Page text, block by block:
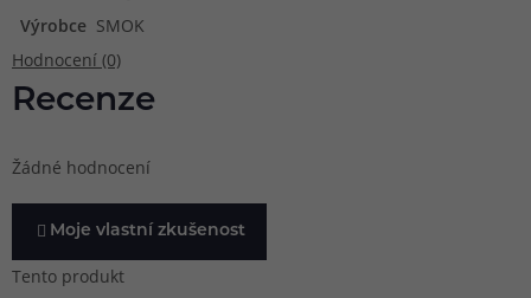
Výrobce SMOK
Hodnocení (0)
Recenze
Žádné hodnocení
Moje vlastní zkušenost
Tento produkt